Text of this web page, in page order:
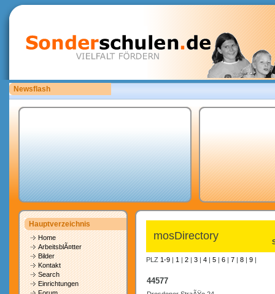
Newsflash
Bitte laden Sie eigene copyrightfreie Unterrichtsmaterialien hoch.
Hauptverzeichnis
Home
ArbeitsblÃ¤tter
Bilder
Kontakt
Search
Einrichtungen
mosDirectory
PLZ 1-9 | 1 | 2 | 3 | 4 | 5 | 6 | 7 | 8 | 9 |
44577